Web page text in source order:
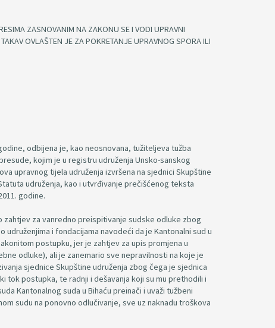
ZASNOVANIM NA ZAKONU SE I VODI UPRAVNI
OVLAŠTEN JE ZA POKRETANJE UPRAVNOG SPORA ILI
odbijena je, kao neosnovana, tužiteljeva tužba
kojim je u registru udruženja Unsko-sanskog
upravnog tijela udruženja izvršena na sjednici Skupštine
udruženja, kao i utvrđivanje prečišćenog teksta
godine.
za vanredno preispitivanje sudske odluke zbog
i fondacijama navodeći da je Kantonalni sud u
postupku, jer je zahtjev za upis promjena u
odluke), ali je zanemario sve nepravilnosti na koje je
sjednice Skupštine udruženja zbog čega je sjednica
tok postupka, te radnji i dešavanja koji su mu prethodili i
Kantonalnog suda u Bihaću preinači i uvaži tužbeni
sudu na ponovno odlučivanje, sve uz naknadu troškova